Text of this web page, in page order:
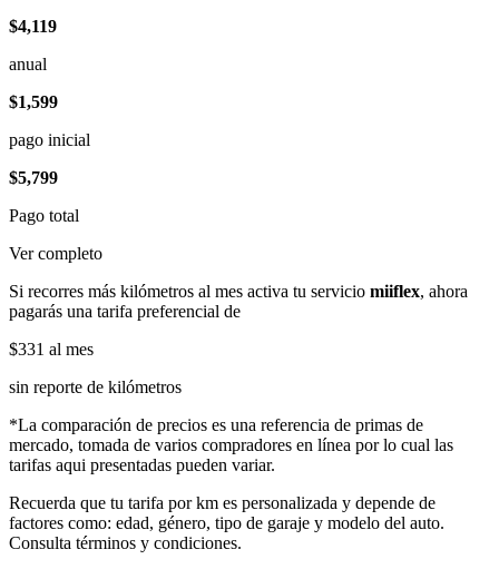
$4,119
anual
$1,599
pago inicial
$5,799
Pago total
Ver completo
Si recorres más kilómetros al mes activa tu servicio miiflex, ahora
pagarás una tarifa preferencial de
$331 al mes
sin reporte de kilómetros
*La comparación de precios es una referencia de primas de
mercado, tomada de varios compradores en línea por lo cual las
tarifas aqui presentadas pueden variar.
Recuerda que tu tarifa por km es personalizada y depende de
factores como: edad, género, tipo de garaje y modelo del auto.
Consulta términos y condiciones.